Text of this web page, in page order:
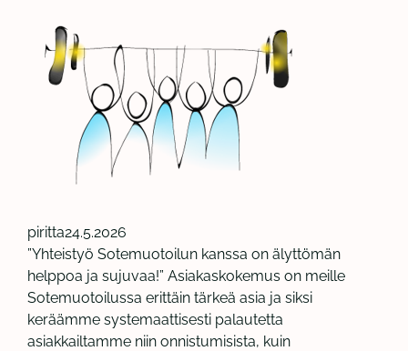
piritta24.5.2026
”Yhteistyö Sotemuotoilun kanssa on älyttömän
helppoa ja sujuvaa!” Asiakaskokemus on meille
Sotemuotoilussa erittäin tärkeä asia ja siksi
keräämme systemaattisesti palautetta
asiakkailtamme niin onnistumisista, kuin